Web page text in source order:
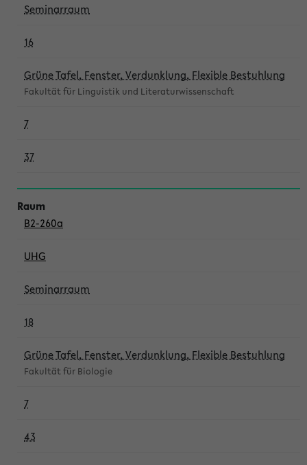
Seminarraum
16
Grüne Tafel, Fenster, Verdunklung, Flexible Bestuhlung
Fakultät für Linguistik und Literaturwissenschaft
7
37
B2-260a
UHG
Seminarraum
18
Grüne Tafel, Fenster, Verdunklung, Flexible Bestuhlung
Fakultät für Biologie
7
43